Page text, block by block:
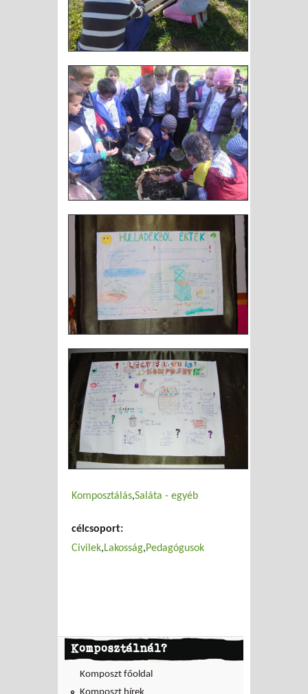
Komposztálás Saláta - egyéb
célcsoport:
Civilek Lakosság Pedagógusok
Komposztálnál?
Komposzt főoldal
Komposzt hírek